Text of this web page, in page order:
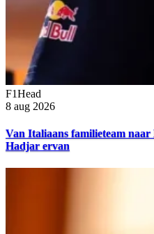
F1Head
8 aug 2026
Van Italiaans familieteam
Hadjar ervan